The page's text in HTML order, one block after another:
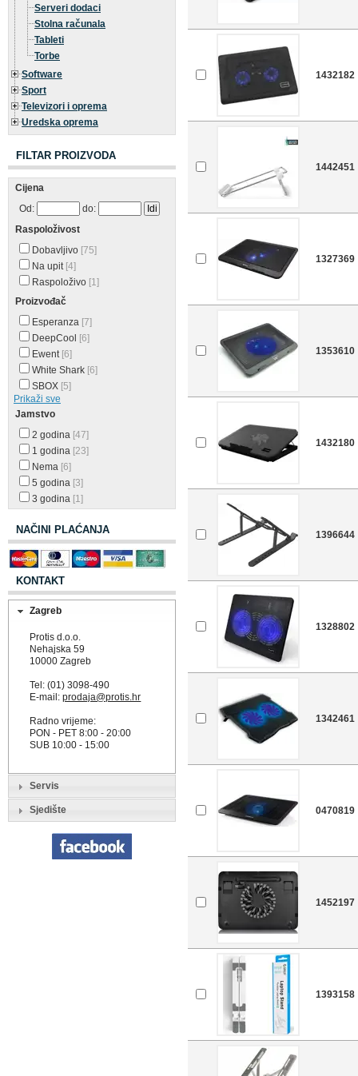
Serveri dodaci
Stolna računala
Tableti
Torbe
Software
Sport
Televizori i oprema
Uredska oprema
FILTAR PROIZVODA
Cijena
Od:
do:
Raspoloživost
Dobavljivo [75]
Na upit [4]
Raspoloživo [1]
Proizvođač
Esperanza [7]
DeepCool [6]
Ewent [6]
White Shark [6]
SBOX [5]
Prikaži sve
Jamstvo
2 godina [47]
1 godina [23]
Nema [6]
5 godina [3]
3 godina [1]
NAČINI PLAĆANJA
KONTAKT
Zagreb
Protis d.o.o.
Nehajska 59
10000 Zagreb
Tel: (01) 3098-490
E-mail:prodaja@protis.hr
Radno vrijeme:
PON - PET 8:00 - 20:00
SUB 10:00 - 15:00
Servis
Sjedište
1432182
1442451
1327369
1353610
1432180
1396644
1328802
1342461
0470819
1452197
1393158